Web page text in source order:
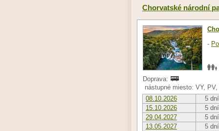
Chorvatské národní
-
Doprava:
nástupné miesto: VY,
08.10.2026
5 dní
15.10.2026
5 dní
29.04.2027
5 dní
13.05.2027
5 dní